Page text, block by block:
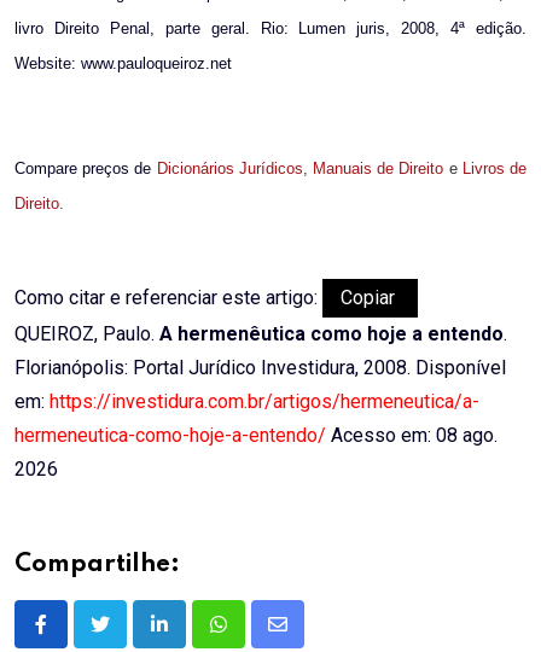
livro Direito Penal, parte geral. Rio: Lumen juris, 2008, 4ª edição.
Website: www.pauloqueiroz.net
Compare preços de Dicionários Jurídicos, Manuais de Direito e Livros de
Direito.
Como citar e referenciar este artigo:
Copiar
QUEIROZ, Paulo. A hermenêutica como hoje a entendo.
Florianópolis: Portal Jurídico Investidura, 2008. Disponível
em: https://investidura.com.br/artigos/hermeneutica/a-
hermeneutica-como-hoje-a-entendo/ Acesso em: 08 ago.
2026
Compartilhe:
LinkedInWhatsappShare